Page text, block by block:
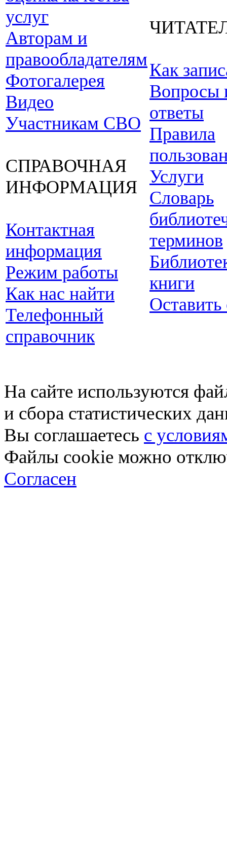
услуг
Авторам и
правообладателям
Фотогалерея
Видео
Участникам СВО
СПРАВОЧНАЯ
ИНФОРМАЦИЯ
Контактная
информация
Режим работы
Как нас найти
Телефонный
справочник
Как
Вопросы
ответы
Правила
Услуги
Словарь
терминов
книги
Оставить
На сайте используются
и сбора статистических
Вы соглашаетесь с
Файлы cookie можно
Согласен